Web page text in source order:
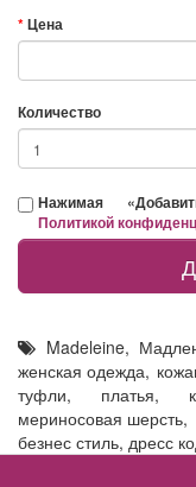
Цена
Количество
Нажимая
Политикой
Madeleine,
женская одежда,
туфли, платья,
мериносовая шерсть,
безнес стиль, дресс